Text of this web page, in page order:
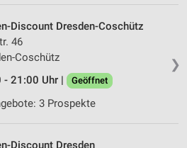
❯
Discount Dresden-Coschütz
46
Coschütz
- 21:00 Uhr |
Geöffnet
3 Prospekte
Discount Dresden